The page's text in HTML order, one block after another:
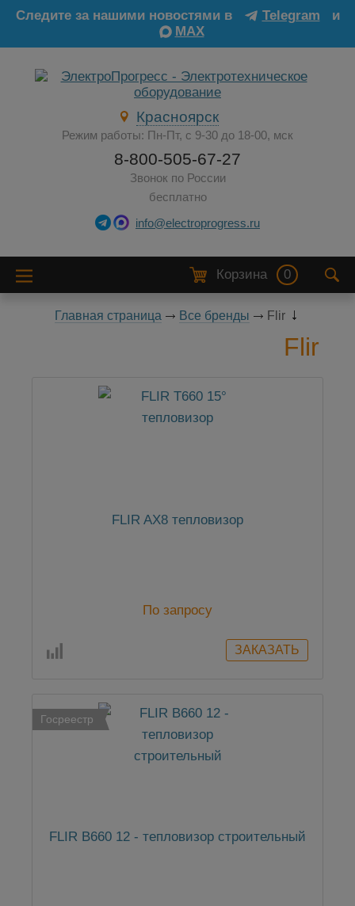
Следите за нашими новостями в Telegram
и
MAX
Красноярск
Режим работы: Пн-Пт, с 9-30 до 18-00, мск
8-800-505-67-27
Звонок по России
бесплатно
info@electroprogress.ru
Корзина 0
Главная страница Все бренды Flir
Flir
FLIR AX8 тепловизор
По запросу
Госреестр
FLIR B660 12 - тепловизор строительный